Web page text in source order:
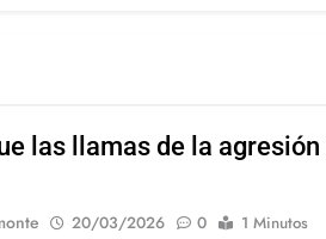
las llamas de la
20/03/2026 0
1 Minutos